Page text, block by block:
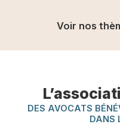
Voir nos
DES AVOCATS
DANS